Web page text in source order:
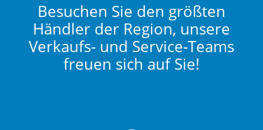
Besuchen Sie den größten
Händler der Region, unsere
Verkaufs- und Service-Teams
freuen sich auf Sie!